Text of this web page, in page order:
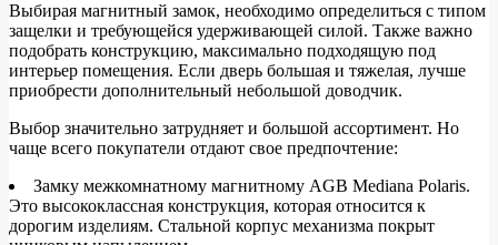
Выбирая магнитный замок, необходимо определиться с типом
защелки и требующейся удерживающей силой. Также важно
подобрать конструкцию, максимально подходящую под
интерьер помещения. Если дверь большая и тяжелая, лучше
приобрести дополнительный небольшой доводчик.
Выбор значительно затрудняет и большой ассортимент. Но
чаще всего покупатели отдают свое предпочтение:
Замку межкомнатному магнитному AGB Mediana Polaris.
Это высококлассная конструкция, которая относится к
дорогим изделиям. Стальной корпус механизма покрыт